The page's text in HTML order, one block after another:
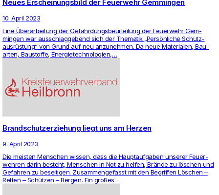
Neues Erscheinungsbild der Feuerwehr Gemmingen
10. April 2023
Eine Überar­bei­tung der Gefährdungs­be­ur­tei­lung der Feu­er­wehr Gem­
mingen war aus­schlag­ge­bend sich der The­matik „Persönliche Schutz­
ausrüstung“ von Grund auf neu anzu­nehmen. Da neue Mate­rialen, Bau­
arten, Bau­stoffe, Ener­gie­tech­no­lo­gien,…
Brandschutzerziehung liegt uns am Herzen
9. April 2023
Die meisten Men­schen wissen, dass die Haupt­auf­gaben unserer Feu­er­
wehren darin besteht, Men­schen in Not zu helfen, Brände zu löschen und
Gefahren zu besei­tigen. Zusam­men­ge­fasst mit den Begriffen Löschen –
Retten – Schützen – Bergen. Ein großes…